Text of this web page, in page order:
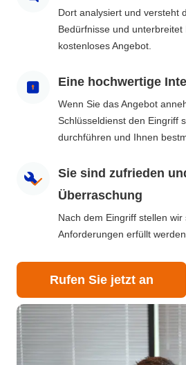
Dort analysiert und versteht
Bedürfnisse und unterbreitet
kostenloses Angebot.
Eine hochwertige
Wenn Sie das Angebot
Schlüsseldienst den Eingriff
durchführen und Ihnen
Sie sind zufrieden
Überraschung
Nach dem Eingriff stellen
Anforderungen erfüllt werden.
Rufen Sie jetzt an